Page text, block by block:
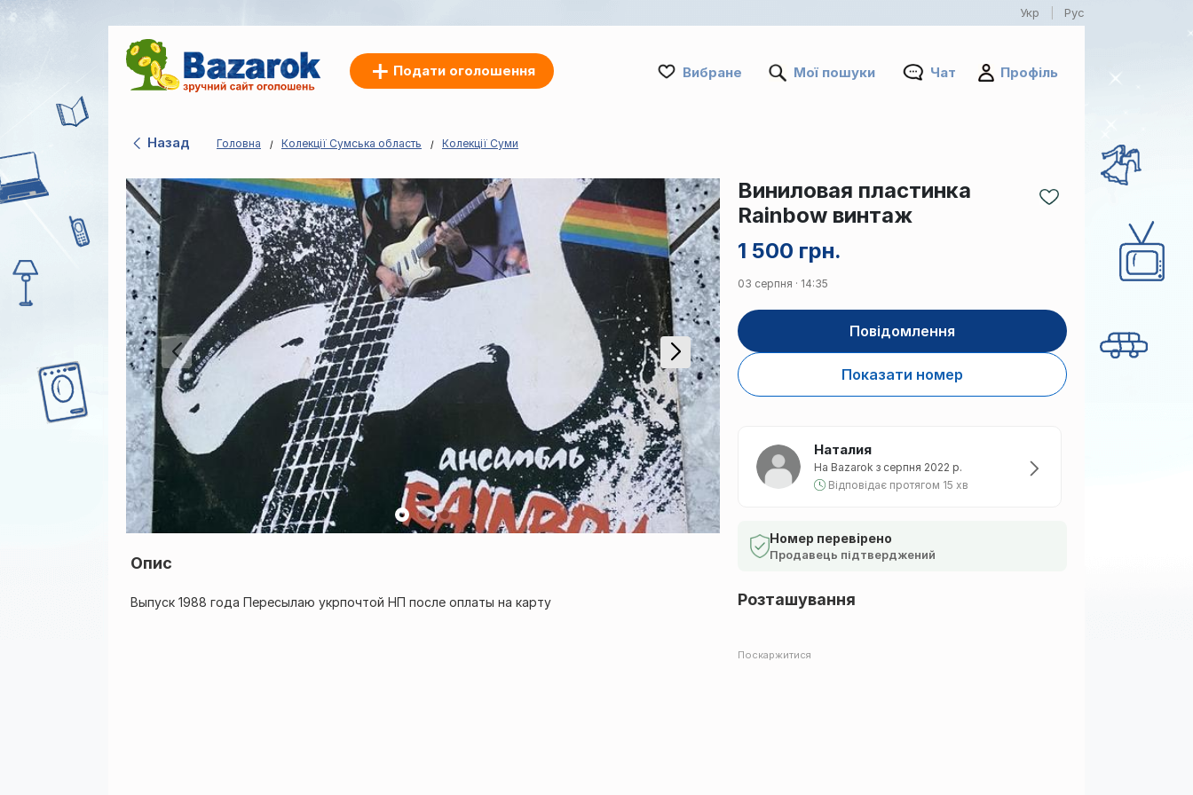
Укр Рус
Подати оголошення Вибране Мої пошуки Чат Профіль
Назад Головна Колекції Сумська область Колекції Суми
Опис
Выпуск 1988 года Пересылаю укрпочтой НП после оплаты на карту
1 500 грн.
Виниловая пластинка
Rainbow винтаж
03 серпня · 14:35
Повідомлення
Показати номер
Наталия
На Bazarok з серпня 2022 р.
Відповідає протягом 15 хв
Номер перевірено
Продавець підтверджений
Розташування
Поскаржитися